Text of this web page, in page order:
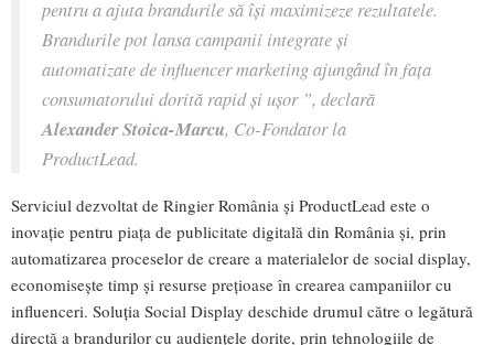
pentru a ajuta brandurile să își maximizeze rezultatele.
Brandurile pot lansa campanii integrate și
automatizate de influencer marketing ajungând în fața
consumatorului dorită rapid și ușor ”, declară
Alexander Stoica-Marcu, Co-Fondator la
ProductLead.
Serviciul dezvoltat de Ringier România și ProductLead este o
inovație pentru piața de publicitate digitală din România și, prin
automatizarea proceselor de creare a materialelor de social display,
economisește timp și resurse prețioase în crearea campaniilor cu
influenceri. Soluția Social Display deschide drumul către o legătură
directă a brandurilor cu audiențele dorite, prin tehnologiile de